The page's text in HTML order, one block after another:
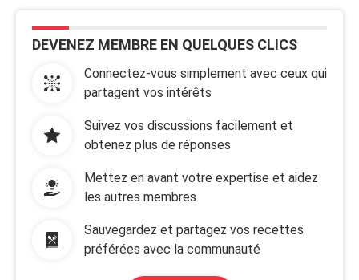
DEVENEZ MEMBRE EN QUELQUES CLICS
Connectez-vous simplement avec ceux qui
partagent vos intérêts
Suivez vos discussions facilement et
obtenez plus de réponses
Mettez en avant votre expertise et aidez
les autres membres
Sauvegardez et partagez vos recettes
préférées avec la communauté